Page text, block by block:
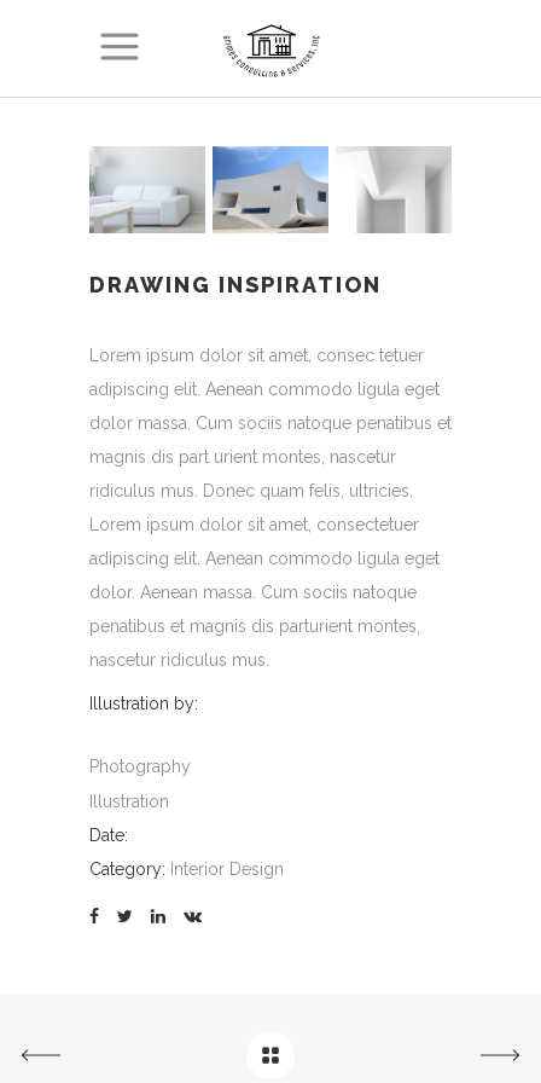
DRAWING INSPIRATION
Lorem ipsum dolor sit amet, consec tetuer
adipiscing elit. Aenean commodo ligula eget
dolor massa. Cum sociis natoque penatibus et
magnis dis part urient montes, nascetur
ridiculus mus. Donec quam felis, ultricies.
Lorem ipsum dolor sit amet, consectetuer
adipiscing elit. Aenean commodo ligula eget
dolor. Aenean massa. Cum sociis natoque
penatibus et magnis dis parturient montes,
nascetur ridiculus mus.
Illustration by:
Photography
Illustration
Date:
Category: Interior Design